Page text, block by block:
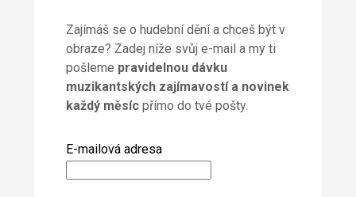
Zajímáš se o hudební dění a chceš být v
obraze? Zadej níže svůj e-mail a my ti
pošleme pravidelnou dávku
muzikantských zajímavostí a novinek
každý měsícpřímo do tvé pošty.
E-mailová adresa